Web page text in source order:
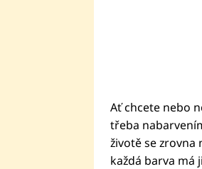
Ať chcete nebo
třeba
životě se zrovna
každá barva má